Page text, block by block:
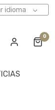
idioma
0